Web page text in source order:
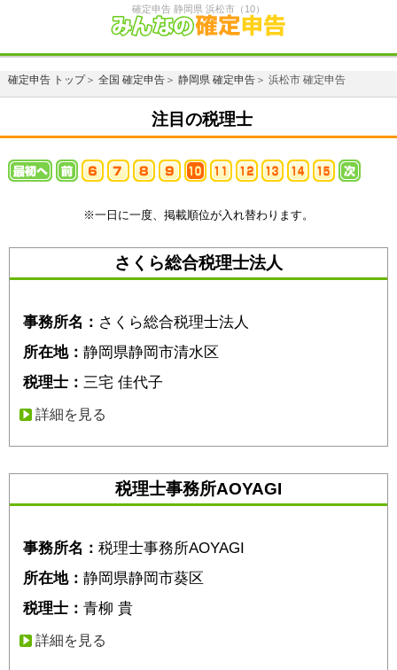
確定申告 静岡県 浜松市（10）
確定申告 トップ＞ 全国 確定申告＞ 静岡県 確定申告＞ 浜松市 確定申告
注目の税理士
※一日に一度、掲載順位が入れ替わります。
さくら総合税理士法人
事務所名： さくら総合税理士法人
所在地： 静岡県静岡市清水区
税理士： 三宅 佳代子
詳細を見る
税理士事務所AOYAGI
事務所名： 税理士事務所AOYAGI
所在地： 静岡県静岡市葵区
税理士： 青柳 貴
詳細を見る